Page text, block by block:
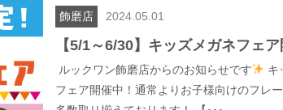
飾磨店 2024.05.01
【5/1～6/30】キッズメガネフェア
ルックワン飾磨店からのお知らせです
キ
フェア開催中！通常よりお子様向けのフレ